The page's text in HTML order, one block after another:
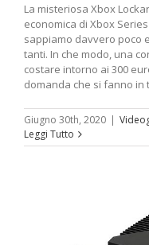
La misteriosa Xbox
economica di Xbox
sappiamo davvero poco
tanti. In che modo, una
costare intorno ai 300
domanda che si fanno in
Giugno 30th, 2020 |
Leggi Tutto